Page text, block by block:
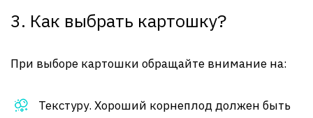
3. Как выбрать картошку?
При выборе картошки обращайте внимание на:
Текстуру. Хороший корнеплод должен быть